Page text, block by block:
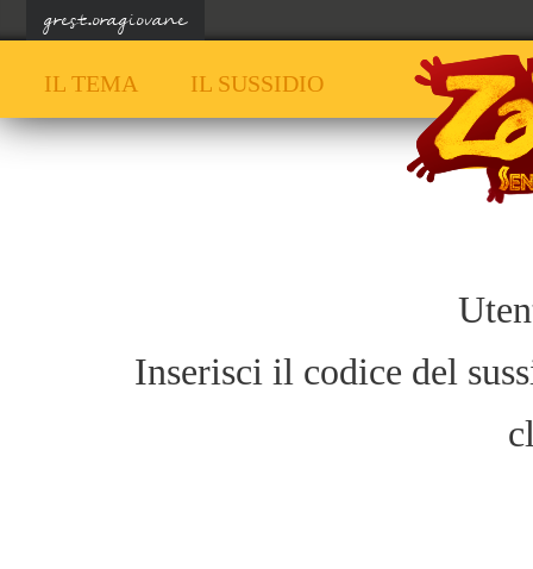
grest.oragiovane
IL TEMA IL SUSSIDIO
Inserisci il codice del